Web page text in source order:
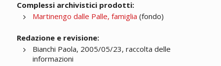
Complessi archivistici prodotti:
Martinengo dalle Palle, famiglia (fondo)
Redazione e revisione:
Bianchi Paola, 2005/05/23, raccolta delle
informazioni